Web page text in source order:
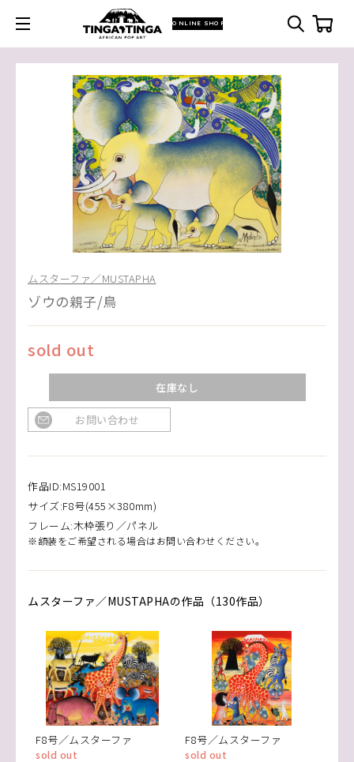
ONLINE SHOP
ムスターファ／MUSTAPHA
ゾウの親子/鳥
sold out
在庫なし
お問い合わせ
作品ID:MS19001
サイズ:F8号(455×380mm)
フレーム:木枠張り／パネル
※額装をご希望される場合はお問い合わせください。
ムスターファ／MUSTAPHAの作品（130作品）
F8号／ムスターファ
sold out
F8号／ムスターファ
sold out